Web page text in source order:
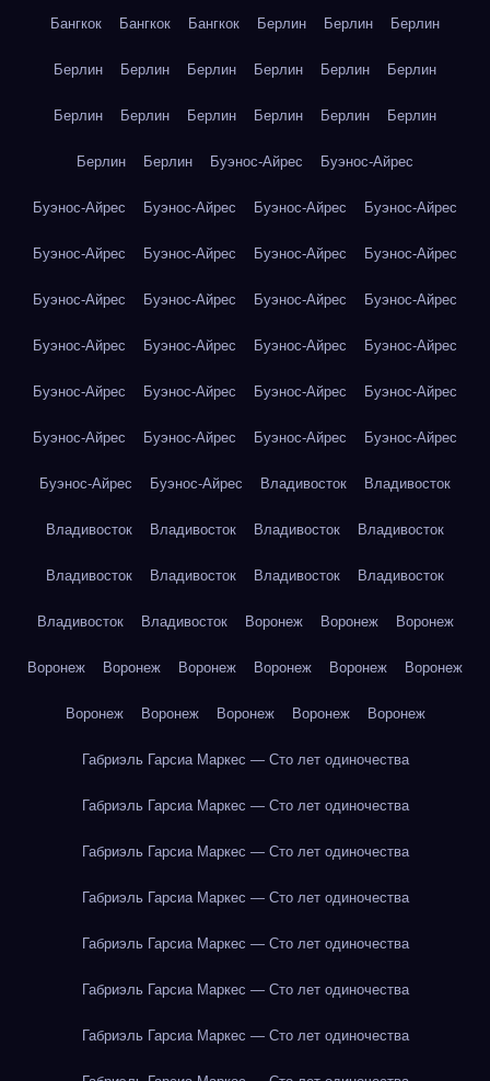
Бангкок Бангкок Бангкок Берлин Берлин Берлин
Берлин Берлин Берлин Берлин Берлин Берлин
Берлин Берлин Берлин Берлин Берлин Берлин
Берлин Берлин Буэнос-Айрес Буэнос-Айрес
Буэнос-Айрес Буэнос-Айрес Буэнос-Айрес Буэнос-Айрес
Буэнос-Айрес Буэнос-Айрес Буэнос-Айрес Буэнос-Айрес
Буэнос-Айрес Буэнос-Айрес Буэнос-Айрес Буэнос-Айрес
Буэнос-Айрес Буэнос-Айрес Буэнос-Айрес Буэнос-Айрес
Буэнос-Айрес Буэнос-Айрес Буэнос-Айрес Буэнос-Айрес
Буэнос-Айрес Буэнос-Айрес Буэнос-Айрес Буэнос-Айрес
Буэнос-Айрес Буэнос-Айрес Владивосток Владивосток
Владивосток Владивосток Владивосток Владивосток
Владивосток Владивосток Владивосток Владивосток
Владивосток Владивосток Воронеж Воронеж Воронеж
Воронеж Воронеж Воронеж Воронеж Воронеж Воронеж
Воронеж Воронеж Воронеж Воронеж Воронеж
Габриэль Гарсиа Маркес — Сто лет одиночества
Габриэль Гарсиа Маркес — Сто лет одиночества
Габриэль Гарсиа Маркес — Сто лет одиночества
Габриэль Гарсиа Маркес — Сто лет одиночества
Габриэль Гарсиа Маркес — Сто лет одиночества
Габриэль Гарсиа Маркес — Сто лет одиночества
Габриэль Гарсиа Маркес — Сто лет одиночества